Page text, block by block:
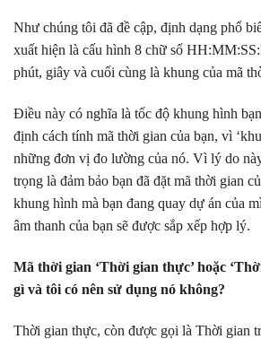
Như chúng tôi đã đề cập, định dạng phổ
xuất hiện là cấu hình 8 chữ số
phút, giây và cuối cùng là khung của mã
Điều này có nghĩa là tốc độ khung hình
định cách tính mã thời gian của bạn, vì
những đơn vị đo lường của nó. Vì lý do
trọng là đảm bảo bạn đã đặt mã thời gian
khung hình mà bạn đang quay dự án của
âm thanh của bạn sẽ được sắp xếp hợp lý.
Mã thời gian ‘Thời gian thực’ hoặc
gì và tôi có nên sử dụng nó không?
Thời gian thực, còn được gọi là Thời gian